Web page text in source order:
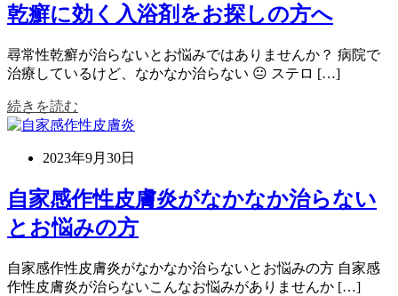
乾癬に効く入浴剤をお探しの方へ
尋常性乾癬が治らないとお悩みではありませんか？ 病院で
治療しているけど、なかなか治らない 😐 ステロ […]
続きを読む
2023年9月30日
自家感作性皮膚炎がなかなか治らない
とお悩みの方
自家感作性皮膚炎がなかなか治らないとお悩みの方 自家感
作性皮膚炎が治らないこんなお悩みがありませんか […]